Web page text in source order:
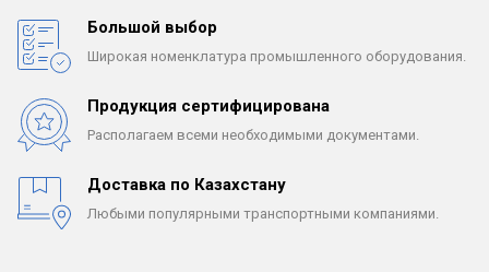
Большой выбор
Широкая номенклатура промышленного оборудования.
Продукция сертифицирована
Располагаем всеми необходимыми документами.
Доставка по Казахстану
Любыми популярными транспортными компаниями.